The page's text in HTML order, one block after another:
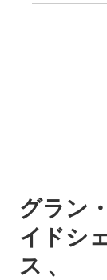
グラン
イドシ
ス 、